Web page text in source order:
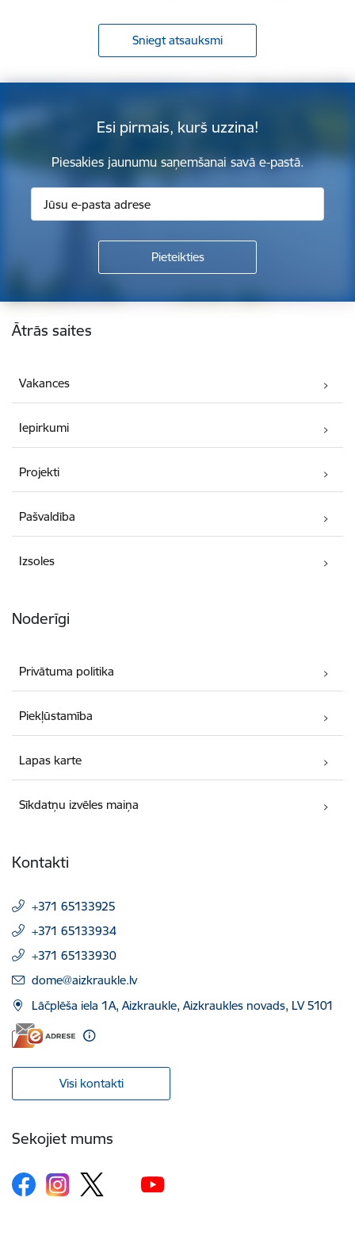
Sniegt atsauksmi
Esi pirmais, kurš uzzina!
Piesakies jaunumu saņemšanai savā e-pastā.
Kājene
Ātrās saites
Vakances
Iepirkumi
Projekti
Pašvaldība
Izsoles
Noderīgi
Privātuma politika
Piekļūstamība
Lapas karte
Sīkdatņu izvēles maiņa
Kontakti
+371 65133925
+371 65133934
+371 65133930
E-pasts:
dome@aizkraukle.lv
Lāčplēša iela 1A, Aizkraukle, Aizkraukles novads, LV 5101
Visi kontakti
Sekojiet mums